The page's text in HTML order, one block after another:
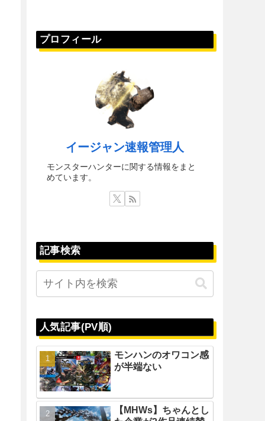
プロフィール
イージャン速報管理人
モンスターハンターに関する情報をまと
めています。
記事検索
人気記事(PV順)
モンハンのオワコン感
が半端ない
【MHWs】ちゃんとし